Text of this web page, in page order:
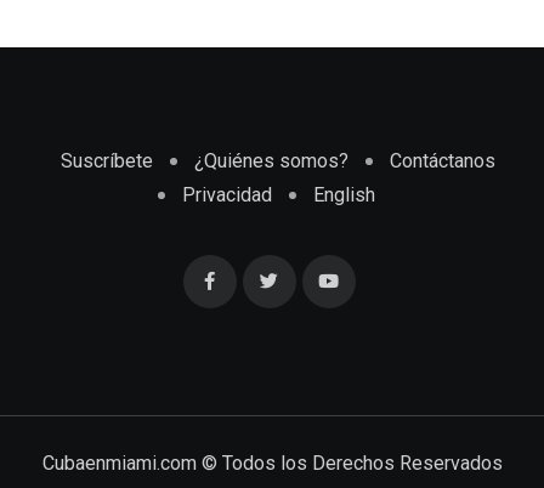
Suscríbete ¿Quiénes somos?
Contáctanos
Privacidad
English
Cubaenmiami.com © Todos los Derechos Reservados